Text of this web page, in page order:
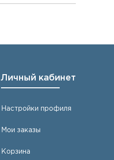
Личный кабинет
Настройки профиля
Мои заказы
Корзина